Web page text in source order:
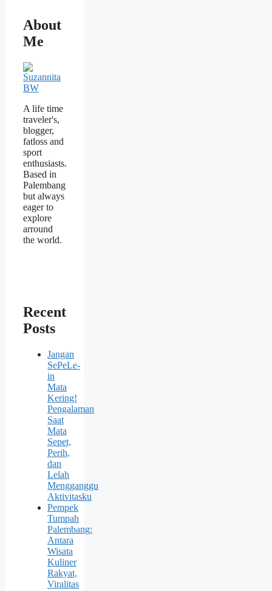
About
Me
A life time
traveler's,
blogger,
fatloss and
sport
enthusiasts.
Based in
Palembang
but always
eager to
explore
arround
the world.
Recent
Posts
Jangan
SePeLe-
in
Mata
Kering!
Pengalaman
Saat
Mata
Sepet,
Perih,
dan
Lelah
Mengganggu
Aktivitasku
Pempek
Tumpah
Palembang:
Antara
Wisata
Kuliner
Rakyat,
Viralitas